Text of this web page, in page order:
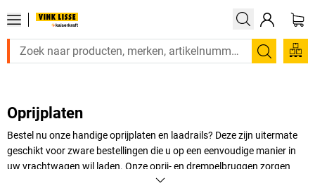
Zoeken
Oprijplaten
Bestel nu onze handige oprijplaten en laadrails? Deze zijn uitermate
geschikt voor zware bestellingen die u op een eenvoudige manier in
uw vrachtwagen wil laden. Onze oprij- en drempelbruggen zorgen
ervoor dat u zonder problemen, uw gereedschap kunt vervoeren over